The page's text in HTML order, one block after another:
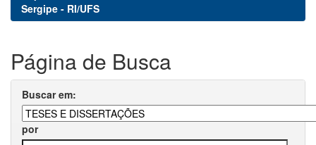
Sergipe - RI/UFS
Página de Busca
Buscar em:
por